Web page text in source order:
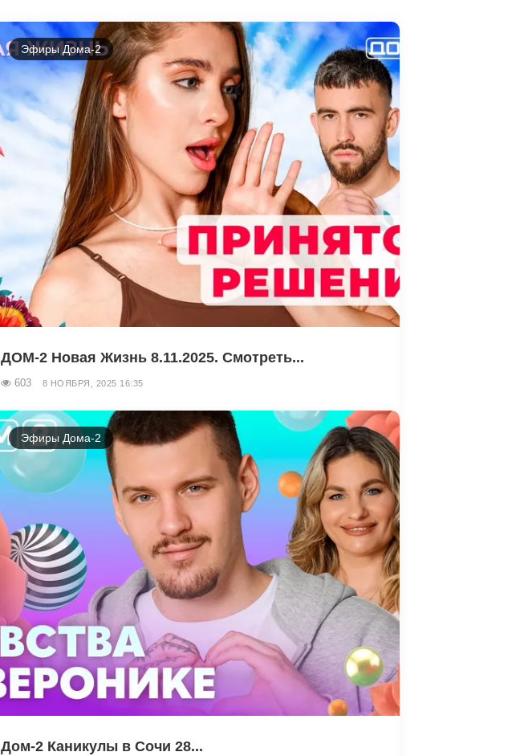
Эфиры Дома-2
ДОМ-2 Новая Жизнь 8.11.2025. Смотреть...
603 8 НОЯБРЯ, 2025 16:35
Эфиры Дома-2
Дом-2 Каникулы в Сочи 28...